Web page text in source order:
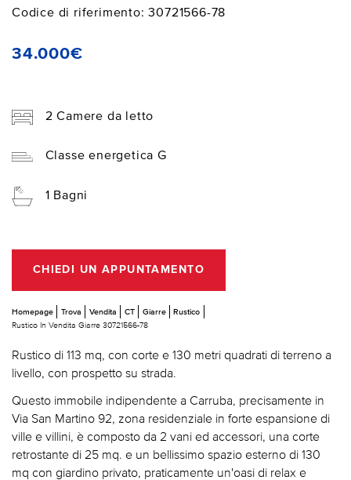
Codice di riferimento: 30721566-78
34.000€
2 Camere da letto
Classe energetica G
1 Bagni
CHIEDI UN APPUNTAMENTO
Homepage Trova Vendita CT Giarre
Rustico
Rustico In Vendita Giarre 30721566-78
Rustico di 113 mq, con corte e 130 metri quadrati di terreno a
livello, con prospetto su strada.
Questo immobile indipendente a Carruba, precisamente in
Via San Martino 92, zona residenziale in forte espansione di
ville e villini, è composto da 2 vani ed accessori, una corte
retrostante di 25 mq. e un bellissimo spazio esterno di 130
mq con giardino privato, praticamente un'oasi di relax e